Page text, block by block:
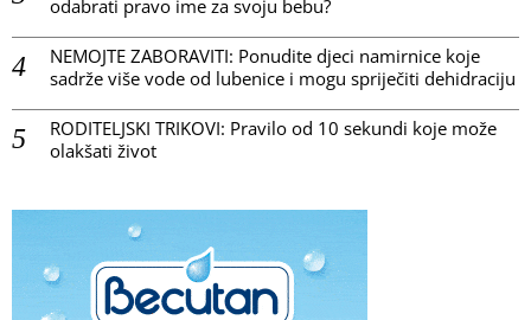
odabrati pravo ime za svoju bebu?
NEMOJTE ZABORAVITI: Ponudite djeci namirnice koje
sadrže više vode od lubenice i mogu spriječiti dehidraciju
RODITELJSKI TRIKOVI: Pravilo od 10 sekundi koje može
olakšati život